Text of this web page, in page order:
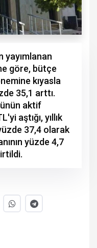
yayımlanan
göre, bütçe
kıyasla
35,1 arttı.
aktif
aştığı, yıllık
37,4 olarak
yüzde 4,7